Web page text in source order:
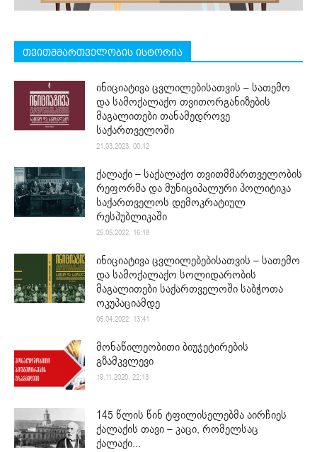
თვითმმართველობის ისტორია
ინიციატივა ცვლილებისათვის – სათემო
და სამოქალაქო თვითორგანიზების
მაგალითები თანამედროვე
საქართველოში
21.03.2023. 00:12
ქალაქი – საქალაქო თვითმმართველობის
რეფორმა და მუნიციპალური პოლიტიკა
საქართველოს დემოკრატიულ
რესპუბლიკაში
25.05.2022. 16:18
ინიციატივა ცვლილებებისათვის – სათემო
და სამოქალაქო სოლიდარობის
მაგალითები საქართველოში საბჭოთა
ოკუპაციამდე
05.04.2022. 13:41
მონაწილეობითი ბიუჯეტირების
გზამკვლევი
19.11.2020. 22:13
145 წლის წინ ტფილისელებმა აირჩიეს
ქალაქის თავი – კაცი, რომელსაც
ქალაქი...